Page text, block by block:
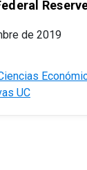
de 2019
UC